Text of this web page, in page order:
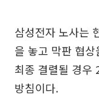
삼성전자 노사는
을 놓고 막판 협
최종 결렬될 경우
방침이다.